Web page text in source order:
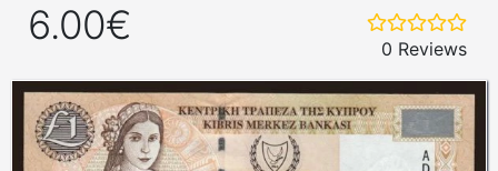
6.00€
0 Reviews